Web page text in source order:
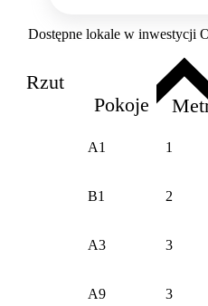
Dostępne lokale w inwestycji
Rzut
Pokoje
A1 1
B1 2
A3 3
A9 3